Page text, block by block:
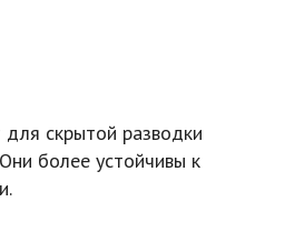
скрытой разводки
более устойчивы к